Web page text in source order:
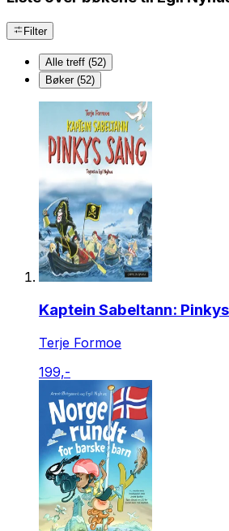
Filter
Alle treff (52)
Bøker (52)
Kaptein Sabeltann:
Terje Formoe
199,-